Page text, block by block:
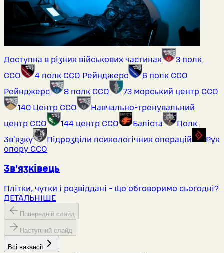
Доступна в різних військових частинах
3 полк
ССО
4 полк ССО Рейнджерс
6 полк ССО
Рейнджерс
8 полк ССО
73 морський центр ССО
140 Центр ССО
Навчально-тренувальний
центр ССО
144 центр ССО Баліста
Полк
Звʼязку
Підрозділи психологічних операцій
Рух
опору ССО
Зв’язківець
Плітки, чутки і розвіддані - що обговоримо сьогодні?
ДЕТАЛЬНІШЕ
Попередній слайд
Наступний слайд
Всі вакансії